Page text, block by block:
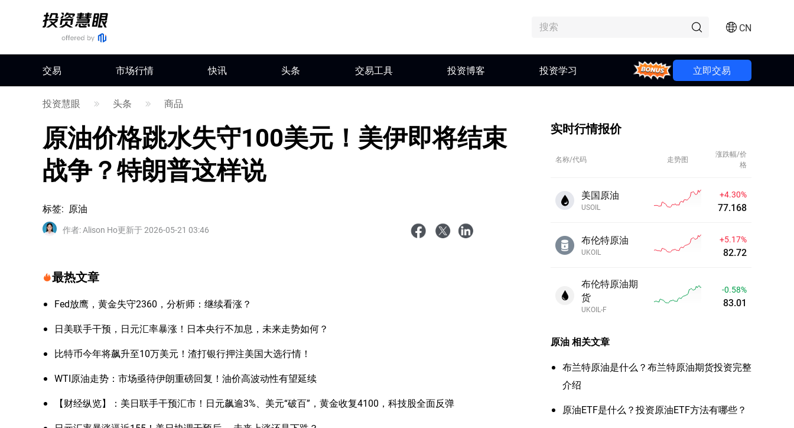
CN
交易 市场行情 快讯 头条 交易工具 投资博客 投资学习 Bonus 立即交易
投资慧眼 头条 商品
原油价格跳水失守100美元！美伊即将结束
战争？特朗普这样说
标签: 原油
作者:Alison Ho更新于 2026-05-21 03:46
最热文章
Fed放鹰，黄金失守2360，分析师：继续看涨？
日美联手干预，日元汇率暴涨！日本央行不加息，未来走势如何？
比特币今年将飙升至10万美元！渣打银行押注美国大选行情！
WTI原油走势：市场亟待伊朗重磅回复！油价高波动性有望延续
【财经纵览】：美日联手干预汇市！日元飙逾3%、美元“破百”，黄金收复4100，科技股全面反弹
实时行情报价
名称/代码 走势图
涨跌幅/价
格
美国原油
USOIL
+4.30%
77.168
布伦特原油
UKOIL
+5.17%
82.72
布伦特原油期
货
UKOIL-F
-0.57%
83.02
原油相关文章
布兰特原油是什么？布兰特原油期货投资完整
介绍
原油ETF是什么？投资原油ETF方法有哪些？